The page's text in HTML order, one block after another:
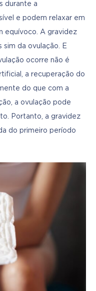
durante a
e podem relaxar em
equívoco. A gravidez
sim da ovulação. E
ocorre não é
a recuperação do
do que com a
a ovulação pode
Portanto, a gravidez
do primeiro período